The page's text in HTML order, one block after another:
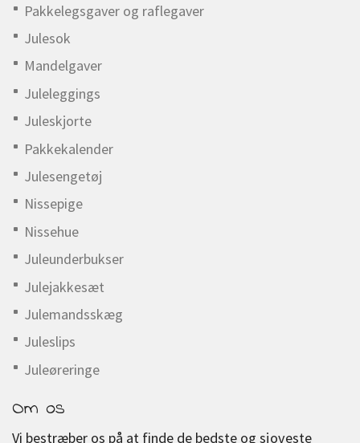
Pakkelegsgaver og raflegaver
Julesok
Mandelgaver
Juleleggings
Juleskjorte
Pakkekalender
Julesengetøj
Nissepige
Nissehue
Juleunderbukser
Julejakkesæt
Julemandsskæg
Juleslips
Juleøreringe
Om os
Vi bestræber os på at finde de bedste og sjoveste